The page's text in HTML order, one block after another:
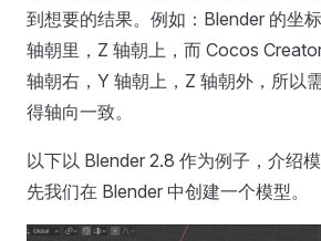
到想要的结果。例如：Blender 的坐
轴朝里，Z 轴朝上，而 Cocos
轴朝右，Y 轴朝上，Z 轴朝外，所以
得轴向一致。
以下以 Blender 2.8 作为例子，介绍
先我们在 Blender 中创建一个模型。